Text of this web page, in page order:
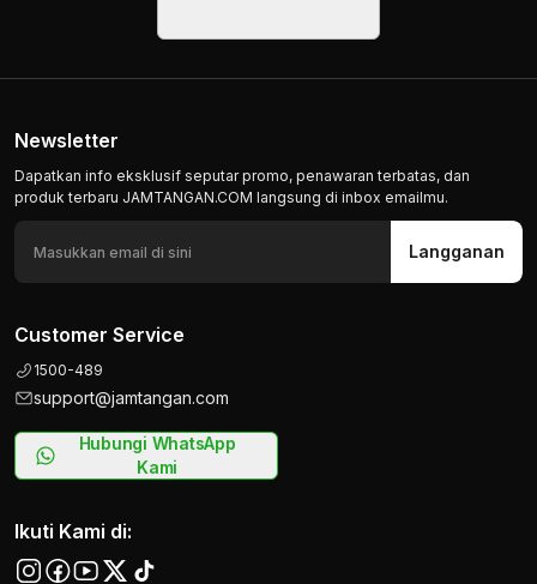
Newsletter
Dapatkan info eksklusif seputar promo, penawaran terbatas, dan
produk terbaru JAMTANGAN.COM langsung di inbox emailmu.
Langganan
Customer Service
1500-489
support@jamtangan.com
Hubungi WhatsApp
Kami
Ikuti Kami di: